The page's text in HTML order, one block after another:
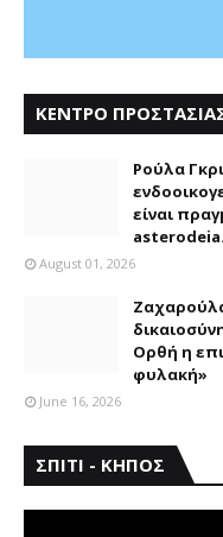
ΚΕΝΤΡΟ
Ρούλα
είναι
August 01, 2026
Ορθή η
φυλακή»
June 16, 2026
ΣΠΙΤΙ - ΚΗΠΟΣ